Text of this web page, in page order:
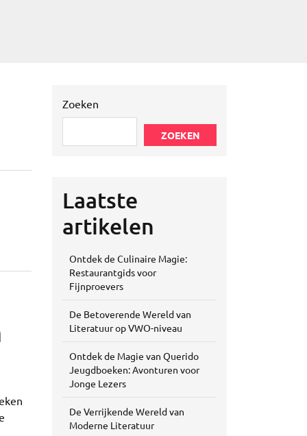
Zoeken
ZOEKEN
Laatste
artikelen
Ontdek de Culinaire Magie:
Restaurantgids voor
Fijnproevers
De Betoverende Wereld van
Literatuur op VWO-niveau
Ontdek de Magie van Querido
Jeugdboeken: Avonturen voor
Jonge Lezers
De Verrijkende Wereld van
Moderne Literatuur